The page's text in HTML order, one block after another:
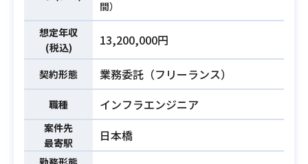
画しており、
事業を推進しつつも社内のチーム体
ております。
事業を躍進させるという社内方針の
元、現状と事業の方向性を理解した
上で開発サイドとして最適解を考え
て行動に移すことのできる、
そのような経験を持った方、事業と
お届けするWebサービスの開発にリ
だきます！
ペット業界のDXを実現するために、
プロダクト開発をより推進していた
だけるようなリードエンジニアを募
集しており、
2019年4月に無料のコミュニケーシ
ョンツールとしてスタート、全国約9
間）
想定年収
(税込)
13,200,000円
契約形態 業務委託（フリーランス）
職種 インフラエンジニア
案件先
最寄駅
日本橋